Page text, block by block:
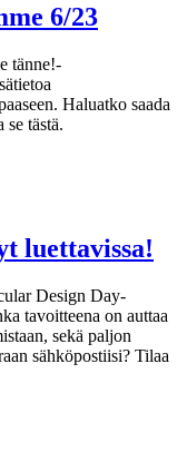
6/23
tänne!-
Haluatko saada
tästä.
luettavissa!
Design Day-
tavoitteena on auttaa
sekä paljon
sähköpostiisi? Tilaa